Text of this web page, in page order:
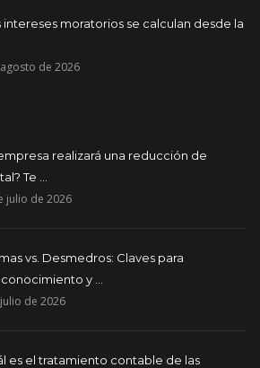
intereses moratorios se calculan desde la
de 2026
realizará una reducción de
Te ...
julio de 2026
vs. Desmedros: Claves para
y ...
de 2026
es el tratamiento contable de las